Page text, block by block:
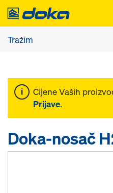
Cijene Vaših
Prijave.
Doka-nosač